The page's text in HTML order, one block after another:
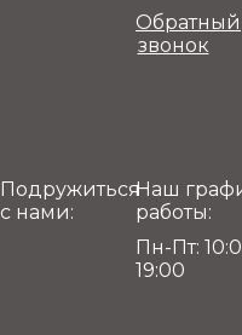
Обратный
звонок
Подружиться
с нами:
Наш
работы:
Пн-Пт:
19:00